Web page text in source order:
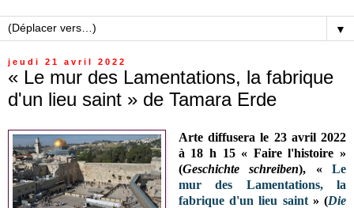
▼
jeudi 21 avril 2022
« Le mur des Lamentations, la fabrique
d'un lieu saint » de Tamara Erde
Arte diffusera le 23 avril 2022
à 18 h 15 « Faire l'histoire »
(Geschichte schreiben), « Le
mur des Lamentations, la
fabrique d'un lieu saint» (Die